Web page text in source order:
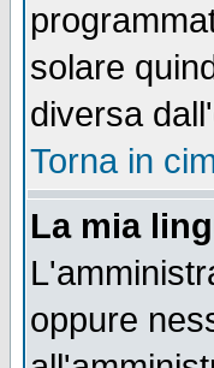
solare
diversa
Torna in
La mia
oppure